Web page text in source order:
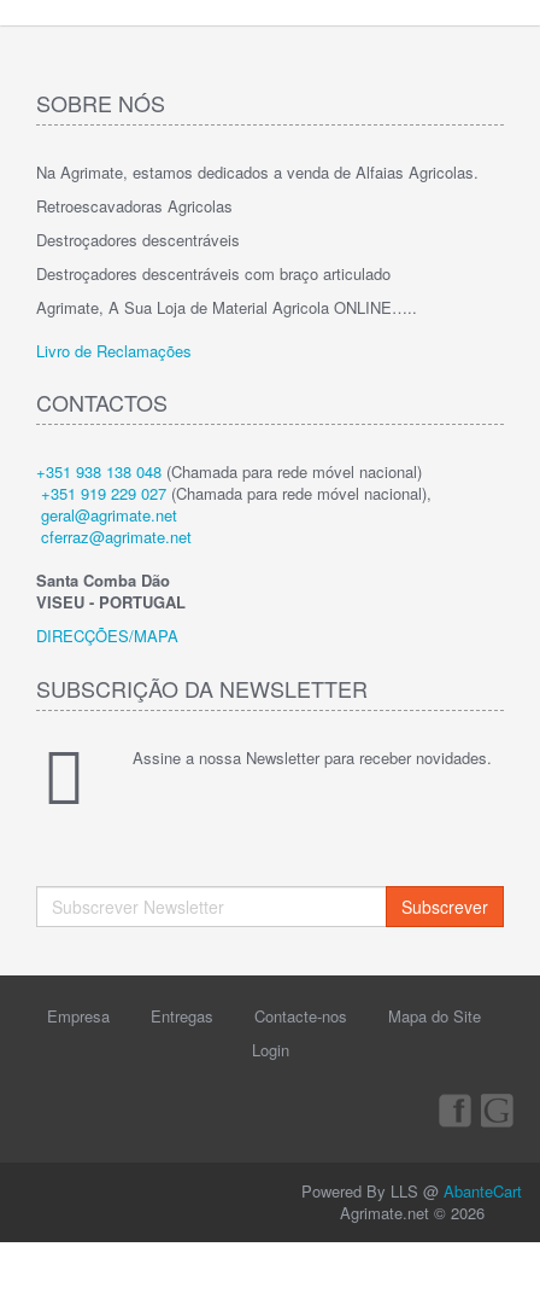
SOBRE NÓS
Na Agrimate, estamos dedicados a venda de Alfaias Agricolas.
Retroescavadoras Agricolas
Destroçadores descentráveis
Destroçadores descentráveis com braço articulado
Agrimate, A Sua Loja de Material Agricola ONLINE…..
Livro de Reclamações
CONTACTOS
+351 938 138 048 (Chamada para rede móvel nacional)
+351 919 229 027 (Chamada para rede móvel nacional),
geral@agrimate.net
cferraz@agrimate.net
Santa Comba Dão
VISEU - PORTUGAL
DIRECÇÕES/MAPA
SUBSCRIÇÃO DA NEWSLETTER
Assine a nossa Newsletter para receber novidades.
Subscrever
Empresa Entregas Contacte-nos
Mapa do Site
Login
Powered By LLS @ AbanteCart
Agrimate.net © 2026